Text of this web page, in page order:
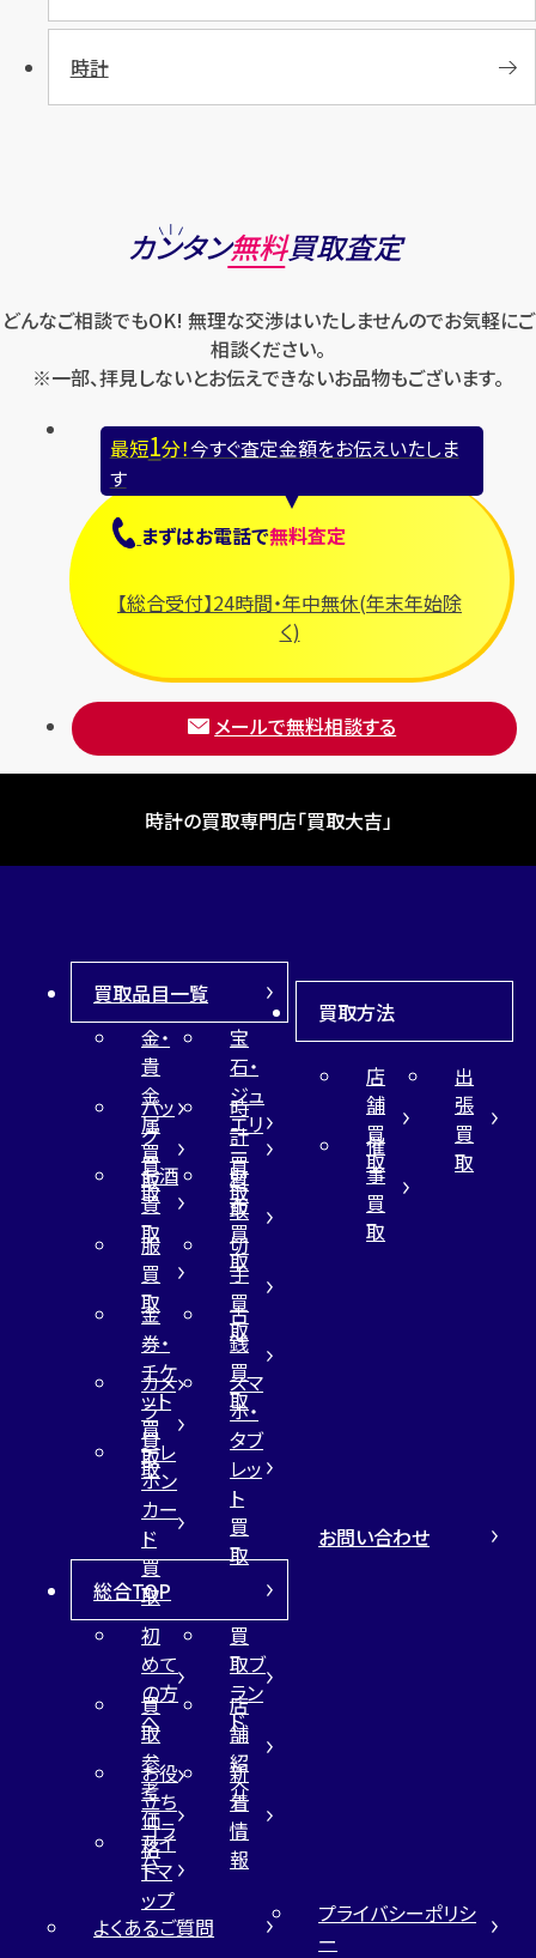
時計
カンタン無料買取査定
どんなご相談でもOK! 無理な交渉はいたしませんのでお気軽にご
相談ください。
※一部、拝見しないとお伝えできないお品物もございます。
最短1分！今すぐ査定金額をお伝えいたしま
す
まずはお電話で無料査定
【総合受付】24時間・年中無休(年末年始除
く)
メールで無料相談する
時計の買取専門店「買取大吉」
買取品目一覧
金・
貴
金
属
買
取
宝
石・
ジュ
エリ
ー
買
取
バッ
グ
買
取
時
計
買
取
お酒
買
取
財
布
買
取
服
買
取
切
手
買
取
金
券・
チケ
ット
買
取
古
銭
買
取
カメ
ラ
買
取
スマ
ホ・
タブ
レッ
ト
買
取
テレ
ホン
カー
ド
買
取
買取方法
店
舗
買
取
出
張
買
取
催
事
買
取
総合TOP
初
めて
の方
へ
買
取ブ
ラン
ド
買
取
参
考
価
格
店
舗
紹
介
お役
立ち
コラ
ム
新
着
情
報
サイ
トマ
ップ
お問い合わせ
よくあるご質問
プライバシーポリシ
ー